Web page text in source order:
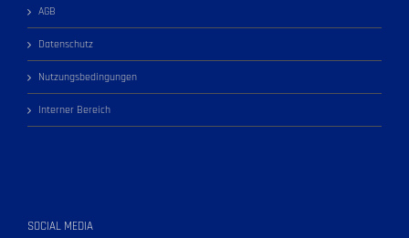
AGB
Datenschutz
Nutzungsbedingungen
Interner Bereich
SOCIAL MEDIA